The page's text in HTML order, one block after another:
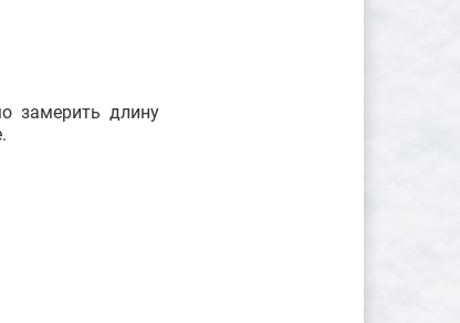
замерить длину